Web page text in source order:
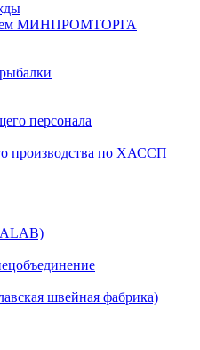
МИНПРОМТОРГА
персонала
производства по ХАССП
швейная фабрика)